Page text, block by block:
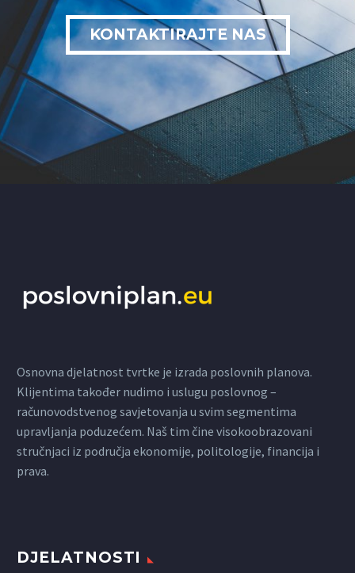
KONTAKTIRAJTE NAS
Osnovna djelatnost tvrtke je izrada poslovnih planova.
Klijentima također nudimo i uslugu poslovnog –
računovodstvenog savjetovanja u svim segmentima
upravljanja poduzećem. Naš tim čine visokoobrazovani
stručnjaci iz područja ekonomije, politologije, financija i
prava.
DJELATNOSTI